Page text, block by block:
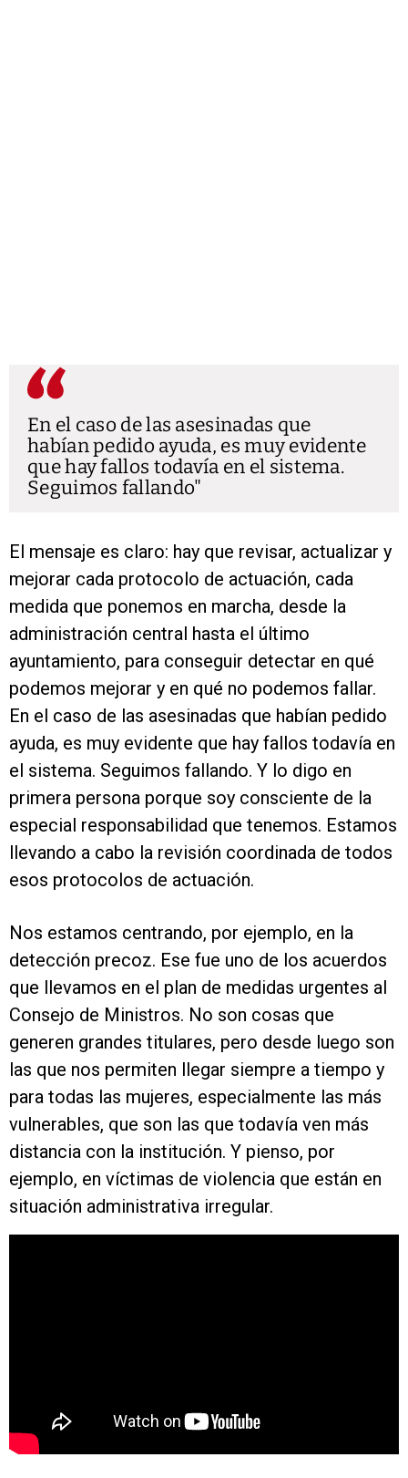
En el caso de las asesinadas que
habían pedido ayuda, es muy evidente
que hay fallos todavía en el sistema.
Seguimos fallando
El mensaje es claro: hay que revisar, actualizar y
mejorar cada protocolo de actuación, cada
medida que ponemos en marcha, desde la
administración central hasta el último
ayuntamiento, para conseguir detectar en qué
podemos mejorar y en qué no podemos fallar.
En el caso de las asesinadas que habían pedido
ayuda, es muy evidente que hay fallos todavía en
el sistema. Seguimos fallando. Y lo digo en
primera persona porque soy consciente de la
especial responsabilidad que tenemos. Estamos
llevando a cabo la revisión coordinada de todos
esos protocolos de actuación.
Nos estamos centrando, por ejemplo, en la
detección precoz. Ese fue uno de los acuerdos
que llevamos en el plan de medidas urgentes al
Consejo de Ministros. No son cosas que
generen grandes titulares, pero desde luego son
las que nos permiten llegar siempre a tiempo y
para todas las mujeres, especialmente las más
vulnerables, que son las que todavía ven más
distancia con la institución. Y pienso, por
ejemplo, en víctimas de violencia que están en
situación administrativa irregular.